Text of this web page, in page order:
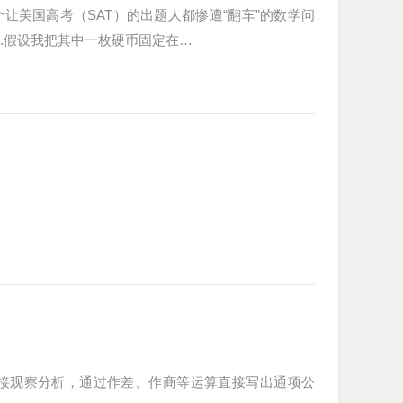
美国高考（SAT）的出题人都惨遭“翻车”的数学问
假设我把其中一枚硬币固定在…
察分析，通过作差、作商等运算直接写出通项公